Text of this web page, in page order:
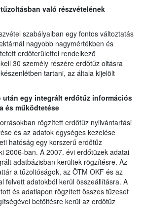
való részvételének
szabályaiban egy fontos változtatás
nagyobb nagymértékben és
erdőterülettel rendelkező
30 személy részére erdőtűz oltásra
tartani, az általa kijelölt
után egy integrált erdőtűz információs
és működtetése
rögzített erdőtűz nyilvántartási
és az adatok egységes kezelése
hatóság egy korszerű erdőtűz
2006-ban. A 2007. évi erdőtüzek adatai
adatbázisban kerültek rögzítésre. Az
a tűzoltóságok, az ÖTM OKF és az
felvett adatokból kerül összeállításra. A
és adatlapon rögzített összes tűzeset
betöltésre kerül az erdőtűz